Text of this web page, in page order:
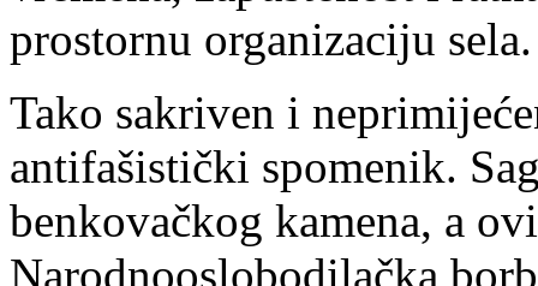
prostornu organizaciju sela.
Tako sakriven i
antifašistički spomenik.
benkovačkog kamena, a
Narodnooslobodilačka